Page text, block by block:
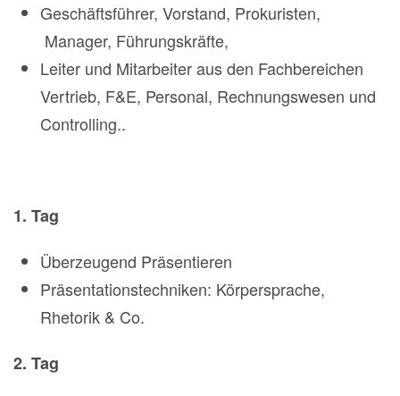
Geschäftsführer, Vorstand, Prokuristen,
Manager, Führungskräfte,
Leiter und Mitarbeiter aus den Fachbereichen
Vertrieb, F&E, Personal, Rechnungswesen und
Controlling..
1. Tag
Überzeugend Präsentieren
Präsentationstechniken: Körpersprache,
Rhetorik & Co.
2. Tag